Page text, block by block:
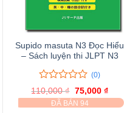
Supido masuta N3 Đọc Hiểu
– Sách luyện thi JLPT N3
0
trên
5
0
(0)
110,000₫ Giá
gốc
là:
75,000 ₫Giá
hiện
tại
ĐÃ BÁN 94